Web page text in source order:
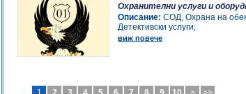
Охранителни услуги и
Описание: СОД, Охрана на
Детективски услуги;
виж повече